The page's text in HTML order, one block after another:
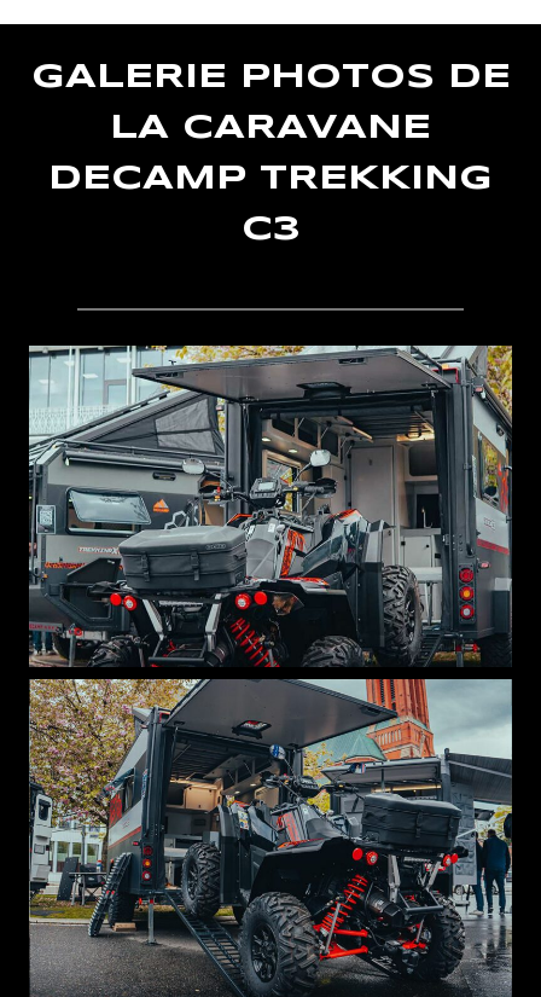
GALERIE PHOTOS DE
LA CARAVANE
DECAMP TREKKING
C3